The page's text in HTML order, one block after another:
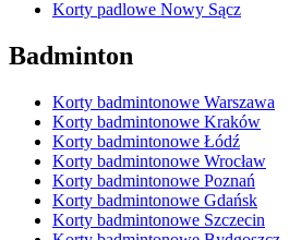
Korty padlowe Nowy Sącz
Badminton
Korty badmintonowe Warszawa
Korty badmintonowe Kraków
Korty badmintonowe Łódź
Korty badmintonowe Wrocław
Korty badmintonowe Poznań
Korty badmintonowe Gdańsk
Korty badmintonowe Szczecin